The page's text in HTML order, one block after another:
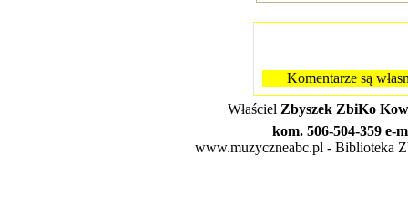
Komentarze są
Właściel Zbyszek ZbiKo
kom. 506-504-359 e-
www.muzyczneabc.pl - Biblioteka